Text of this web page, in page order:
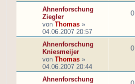
Ahnenforschung
Ziegler
von Thomas »
04.06.2007 20:57
0
Ahnenforschung
Kniesmeijer
von Thomas »
04.06.2007 20:44
0
Ahnenforschung